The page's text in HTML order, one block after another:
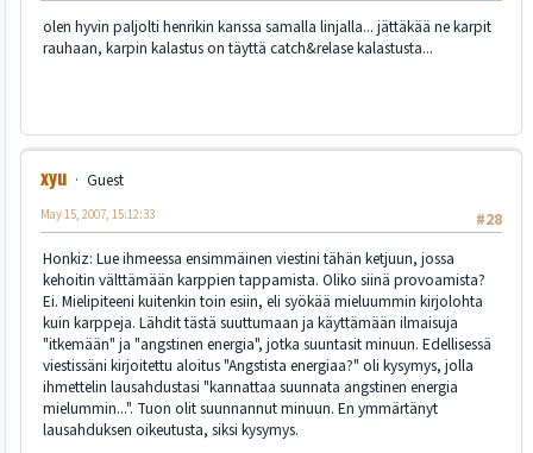
olen hyvin paljolti henrikin kanssa samalla linjalla... jättäkää ne karpit
rauhaan, karpin kalastus on täyttä catch&relase kalastusta...
xyu
Guest
#28
May 15, 2007, 15:12:33
Honkiz: Lue ihmeessa ensimmäinen viestini tähän ketjuun, jossa
kehoitin välttämään karppien tappamista. Oliko siinä provoamista?
Ei. Mielipiteeni kuitenkin toin esiin, eli syökää mieluummin kirjolohta
kuin karppeja. Lähdit tästä suuttumaan ja käyttämään ilmaisuja
"itkemään" ja "angstinen energia", jotka suuntasit minuun. Edellisessä
viestissäni kirjoitettu aloitus "Angstista energiaa?" oli kysymys, jolla
ihmettelin lausahdustasi "kannattaa suunnata angstinen energia
mielummin...". Tuon olit suunnannut minuun. En ymmärtänyt
lausahduksen oikeutusta, siksi kysymys.